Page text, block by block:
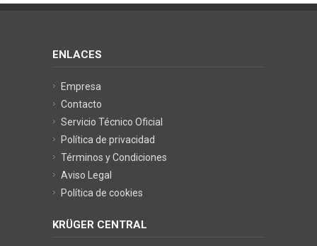
ENLACES
Empresa
Contacto
Servicio Técnico Oficial
Política de privacidad
Términos y Condiciones
Aviso Legal
Política de cookies
KRÜGER CENTRAL